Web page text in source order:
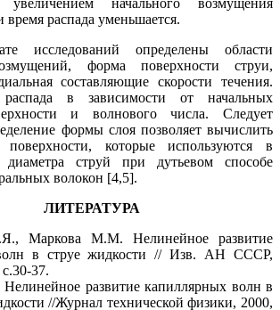
время распада уменьшается.
исследований определены области
форма поверхности струи,
составляющие скорости течения.
в зависимости от начальных
и волнового числа. Следует
формы слоя позволяет вычислить
поверхности, которые используются в
диаметра струй при дутьевом способе
волокон [4,5].
ЛИТЕРАТУРА
Маркова М.М. Нелинейное развитие
в струе жидкости // Изв. АН СССР,
37.
развитие капиллярных волн в
//Журнал технической физики, 2000,